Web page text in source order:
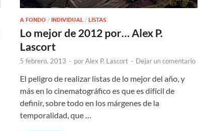
A FONDO / INDIVIDUAL / LISTAS
Lo mejor de 2012 por… Alex P.
Lascort
5 febrero, 2013 - porAlex P. Lascort - Dejar un comentario
El peligro de realizar listas de lo mejor del año, y
más en lo cinematográfico es que es difícil de
definir, sobre todo en los márgenes de la
temporalidad, que …